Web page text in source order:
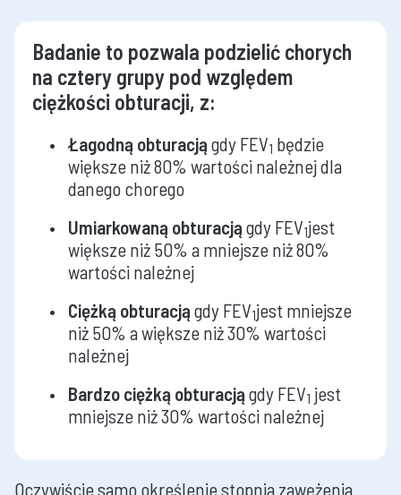
Badanie to pozwala podzielić chorych
na cztery grupy pod względem
ciężkości obturacji, z:
Łagodną obturacją gdy FEV1 będzie
większe niż 80% wartości należnej dla
danego chorego
Umiarkowaną obturacją gdy FEV1jest
większe niż 50% a mniejsze niż 80%
wartości należnej
Ciężką obturacją gdy FEV1jest mniejsze
niż 50% a większe niż 30% wartości
należnej
Bardzo ciężką obturacją gdy FEV1 jest
mniejsze niż 30% wartości należnej
Oczywiście samo określenie stopnia zawężenia